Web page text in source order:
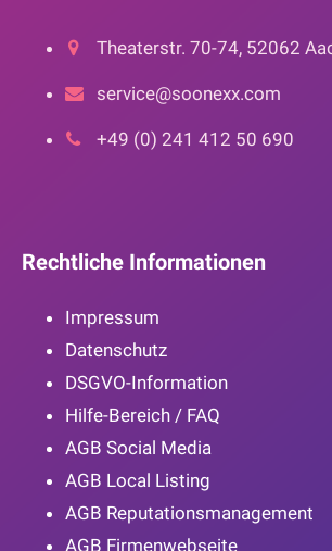
Theaterstr. 70-74, 52062
service@soonexx.com
+49 (0) 241 412 50 690
Rechtliche Informationen
Impressum
Datenschutz
DSGVO-Information
Hilfe-Bereich / FAQ
AGB Social Media
AGB Local Listing
AGB Reputationsmanagement
AGB Firmenwebseite